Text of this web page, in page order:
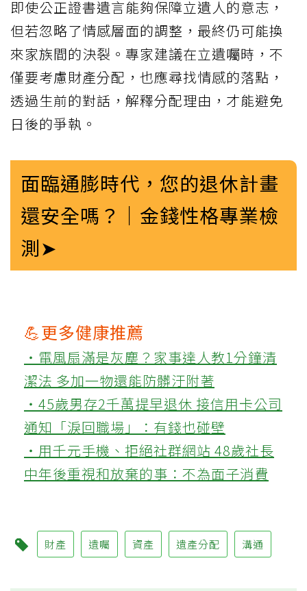
即使公正證書遺言能夠保障立遺人的意志，
但若忽略了情感層面的調整，最終仍可能換
來家族間的決裂。專家建議在立遺囑時，不
僅要考慮財產分配，也應尋找情感的落點，
透過生前的對話，解釋分配理由，才能避免
日後的爭執。
面臨通膨時代，您的退休計畫
還安全嗎？｜金錢性格專業檢
測➤
💪更多健康推薦
‧電風扇滿是灰塵？家事達人教1分鐘清
潔法 多加一物還能防髒汙附著
‧45歲男存2千萬提早退休 接信用卡公司
通知「淚回職場」：有錢也碰壁
‧用千元手機、拒絕社群網站 48歲社長
中年後重視和放棄的事：不為面子消費
財產 遺囑 資產 遺產分配 溝通